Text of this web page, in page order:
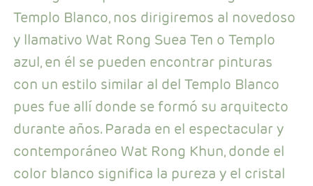
Templo Blanco, nos dirigiremos al novedoso
y llamativo Wat Rong Suea Ten o Templo
azul, en él se pueden encontrar pinturas
con un estilo similar al del Templo Blanco
pues fue allí donde se formó su arquitecto
durante años. Parada en el espectacular y
contemporáneo Wat Rong Khun, donde el
color blanco significa la pureza y el cristal